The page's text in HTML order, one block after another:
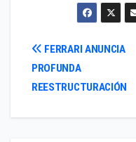
Navegación
de
FERRARI ANUNCIA
PROFUNDA
REESTRUCTURACIÓN